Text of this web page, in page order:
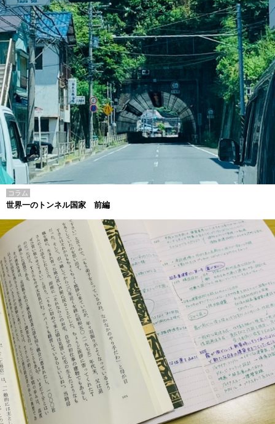
コラム
世界一のトンネル国家 前編